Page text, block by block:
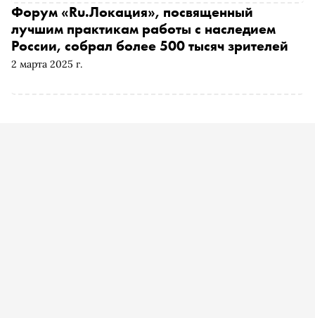
рассказывает финансист, инвестор, сооснователь
проекта Ru.Локация Наталья Воронкова
2 марта 2025 г.
Форум «Ru.Локация», посвященный
лучшим практикам работы с наследием
России, собрал более 500 тысяч зрителей